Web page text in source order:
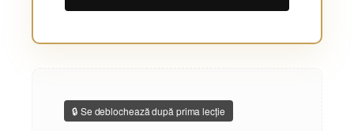
🔒 Se deblochează după prima lecție